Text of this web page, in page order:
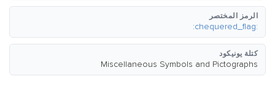
الرمز المختصر
:chequered_flag:
كتلة يونيكود
Miscellaneous Symbols and Pictographs